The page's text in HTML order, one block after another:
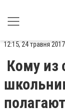
12:15, 24 травня
Кому из